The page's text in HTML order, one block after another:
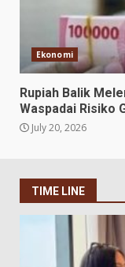
Ekonomi
Rupiah Balik
Waspadai Risiko
July 20, 2026
TIME LINE